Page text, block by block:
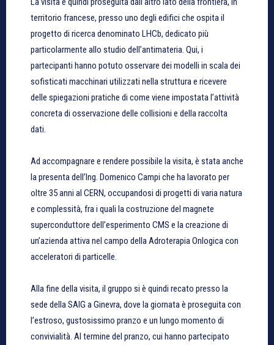
territorio francese, presso uno degli edifici che ospita il
progetto di ricerca denominato LHCb, dedicato più
particolarmente allo studio dell’antimateria. Qui, i
partecipanti hanno potuto osservare dei modelli in scala dei
sofisticati macchinari utilizzati nella struttura e ricevere
delle spiegazioni pratiche di come viene impostata l’attività
concreta di osservazione delle collisioni e della raccolta
dati.
Ad accompagnare e rendere possibile la visita, è stata anche
la presenta dell’Ing. Domenico Campi che ha lavorato per
oltre 35 anni al CERN, occupandosi di progetti di varia natura
e complessità, fra i quali la costruzione del magnete
superconduttore dell’esperimento CMS e la creazione di
un’azienda attiva nel campo della Adroterapia Onlogica con
acceleratori di particelle.
Alla fine della visita, il gruppo si è quindi recato presso la
sede della SAIG a Ginevra, dove la giornata è proseguita con
l’estroso, gustosissimo pranzo e un lungo momento di
convivialità. Al termine del pranzo, cui hanno partecipato